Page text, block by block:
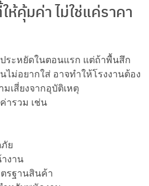
ห้คุ้มค่า ไม่ใช่แค่ราคา
ระหยัดในตอนแรก แต่ถ้าพื้นสึก
ไม่อยากใส่ อาจทำให้โรงงานต้อง
เสี่ยงจากอุบัติเหตุ
ารวม เช่น
ย
งาน
รฐานสินค้า